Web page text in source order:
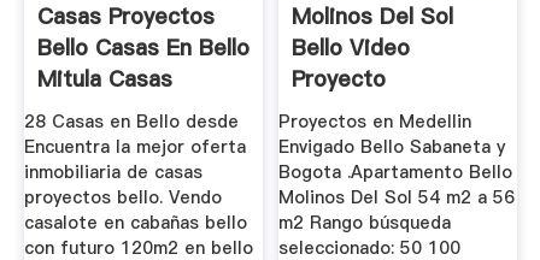
Casas Proyectos
Bello Casas En Bello
Mitula Casas
28 Casas en Bello desde
Encuentra la mejor oferta
inmobiliaria de casas
proyectos bello. Vendo
casalote en cabañas bello
con futuro 120m2 en bello
Molinos Del Sol
Bello Video
Proyecto
Proyectos en Medellin
Envigado Bello Sabaneta y
Bogota .Apartamento Bello
Molinos Del Sol 54 m2 a 56
m2 Rango búsqueda
seleccionado: 50 100